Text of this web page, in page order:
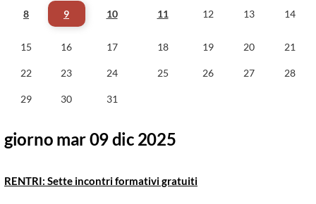
8 9 10 11 12 13 14
15 16 17 18 19 20 21
22 23 24 25 26 27 28
29 30 31
giorno mar 09 dic 2025
RENTRI: Sette incontri formativi gratuiti